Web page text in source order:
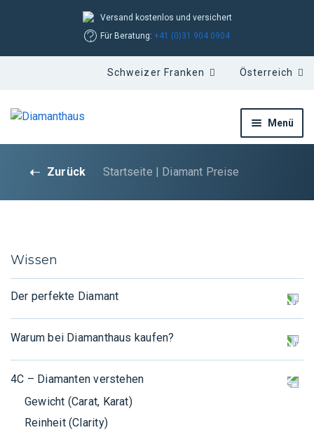
Versand kostenlos und versichert
Für Beratung: +41 (0)31 904 0904
Menü
Zurück Startseite | Diamant Preise
Wissen
Der perfekte Diamant
Qualität zählt
Viel Diamant für’s Geld
Optimale Preis/Leistung
Geldanlage
Kleine Brillanten
Warum bei Diamanthaus kaufen?
Ethik Codex
Ursprung und Ethik
4C – Diamanten verstehen
Gewicht (Carat, Karat)
Reinheit (Clarity)